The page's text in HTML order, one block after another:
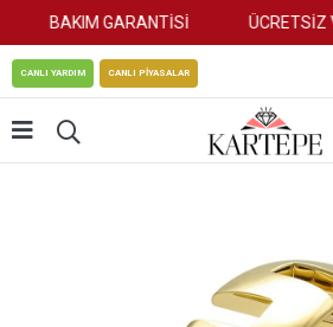
BAKIM GARANTİSİ ÜCRETSİZ
CANLI YARDIM CANLI PİYASALAR